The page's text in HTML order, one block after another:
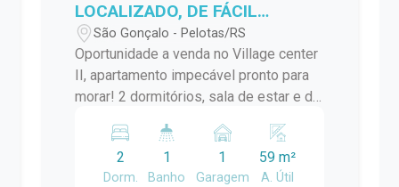
LOCALIZADO, DE FÁCIL
ACESSO A VÁRIOS PONTOS DA
CIDADE!
São Gonçalo - Pelotas/RS
Oportunidade a venda no Village center
II, apartamento impecável pronto para
morar! 2 dormitórios, sala de estar e de
Localização ideal para quem busca
praticidade no dia a dia!
2
Dorm.
1
Banho
1
Garagem
59 m²
A. Útil